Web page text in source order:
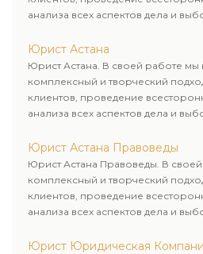
анализа всех аспектов дела и
Юрист Астана
Юрист Астана. В своей работе мы
комплексный и творческий
клиентов, проведение
анализа всех аспектов дела и
Юрист Астана Правоведы
Юрист Астана Правоведы. В
комплексный и творческий
клиентов, проведение
анализа всех аспектов дела и
Юрист Юридическая